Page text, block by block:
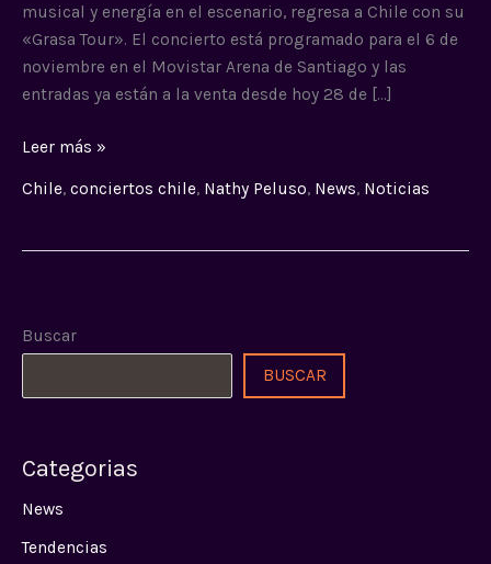
musical y energía en el escenario, regresa a Chile con su
«Grasa Tour». El concierto está programado para el 6 de
noviembre en el Movistar Arena de Santiago y las
entradas ya están a la venta desde hoy 28 de […]
Leer más »
Chile, conciertos chile, Nathy Peluso, News, Noticias
Buscar
BUSCAR
Categorias
News
Tendencias